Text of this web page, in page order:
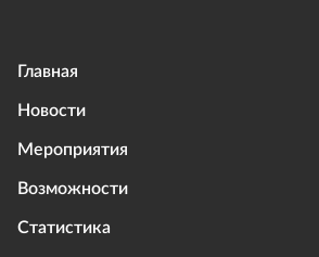
Главная
Новости
Мероприятия
Возможности
Статистика